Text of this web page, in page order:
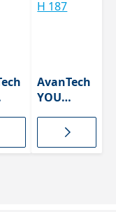
AvanTech
YOU
anthrazit